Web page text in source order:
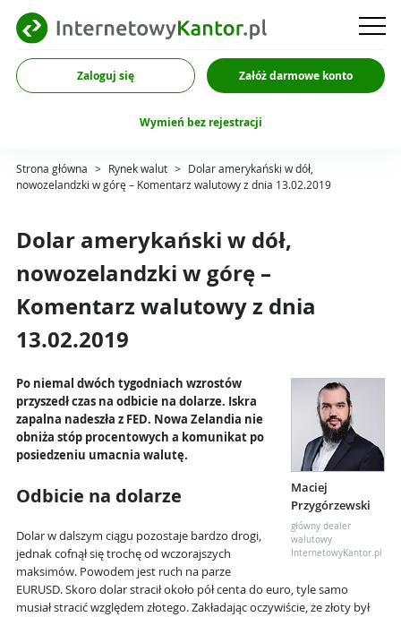
Zaloguj się Załóż darmowe konto
Wymień bez rejestracji
Strona główna > Rynek walut > Dolar amerykański w dół,
nowozelandzki w górę – Komentarz walutowy z dnia 13.02.2019
Dolar amerykański w dół,
nowozelandzki w górę –
Komentarz walutowy z dnia
13.02.2019
Maciej
Przygórzewski
główny dealer
walutowy
InternetowyKantor.pl
Po niemal dwóch tygodniach wzrostów
przyszedł czas na odbicie na dolarze. Iskra
zapalna nadeszła z FED. Nowa Zelandia nie
obniża stóp procentowych a komunikat po
posiedzeniu umacnia walutę.
Odbicie na dolarze
Dolar w dalszym ciągu pozostaje bardzo drogi,
jednak cofnął się trochę od wczorajszych
maksimów. Powodem jest ruch na parze
EURUSD. Skoro dolar stracił około pół centa do euro, tyle samo
musiał stracić względem złotego. Zakładając oczywiście, że złoty był